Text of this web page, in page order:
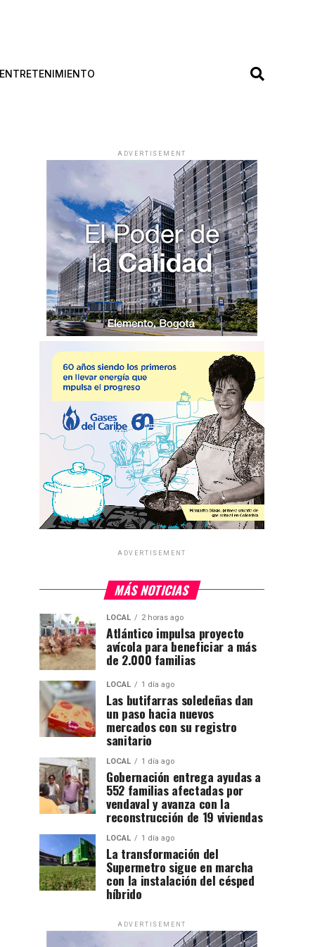
ENTRETENIMIENTO
ADVERTISEMENT
ADVERTISEMENT
MÁS NOTICIAS
LOCAL 2 horas ago
Atlántico impulsa proyecto
avícola para beneficiar a más
de 2.000 familias
LOCAL 1 día ago
Las butifarras soledeñas dan
un paso hacia nuevos
mercados con su registro
sanitario
LOCAL 1 día ago
Gobernación entrega ayudas a
552 familias afectadas por
vendaval y avanza con la
reconstrucción de 19 viviendas
LOCAL 1 día ago
La transformación del
Supermetro sigue en marcha
con la instalación del césped
híbrido
ADVERTISEMENT